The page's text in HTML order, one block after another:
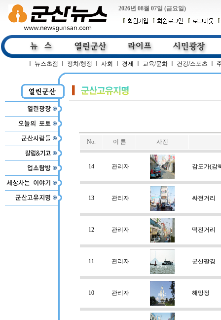
2026년 08월 07일 (금요일)
뉴스초점 정치/행정 사회 경제 교육/문화 건강/스포츠
No. 이 름 사진
14 관리자 감도가(감
13 관리자 싸전거리
12 관리자 떡전거리
11 관리자 군산팔경
10 관리자 해망정